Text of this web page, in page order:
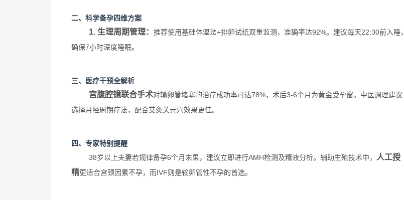
二、科学备孕四维方案
1. 生理周期管理： 推荐使用基础体温法+排卵试纸双重监测，准确率达92%。建议每天22:30前入睡，
确保7小时深度睡眠。
三、医疗干预全解析
宫腹腔镜联合手术对输卵管堵塞的治疗成功率可达78%，术后3-6个月为黄金受孕窗。中医调理建议
选择月经周期疗法，配合艾灸关元穴效果更佳。
四、专家特别提醒
38岁以上夫妻若规律备孕6个月未果，建议立即进行AMH检测及精液分析。辅助生殖技术中，
人工授
精更适合宫颈因素不孕，而IVF则是输卵管性不孕的首选。